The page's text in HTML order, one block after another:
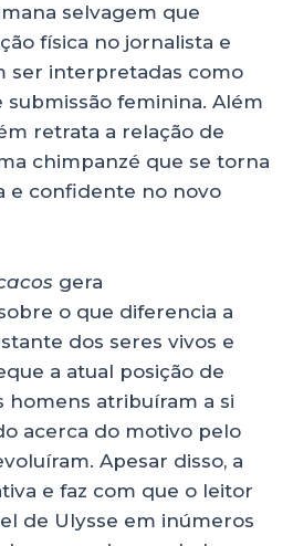
selvagem que
física no jornalista e
ser interpretadas como
feminina. Além
retrata a relação de
chimpanzé que se torna
e confidente no novo
gera
o que diferencia a
dos seres vivos e
a atual posição de
homens atribuíram a si
acerca do motivo pelo
Apesar disso, a
e faz com que o leitor
de Ulysse em inúmeros